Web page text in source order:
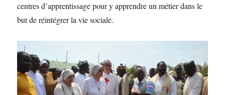
centres d’apprentissage pour y apprendre un métier dans le
but de réintégrer la vie sociale.